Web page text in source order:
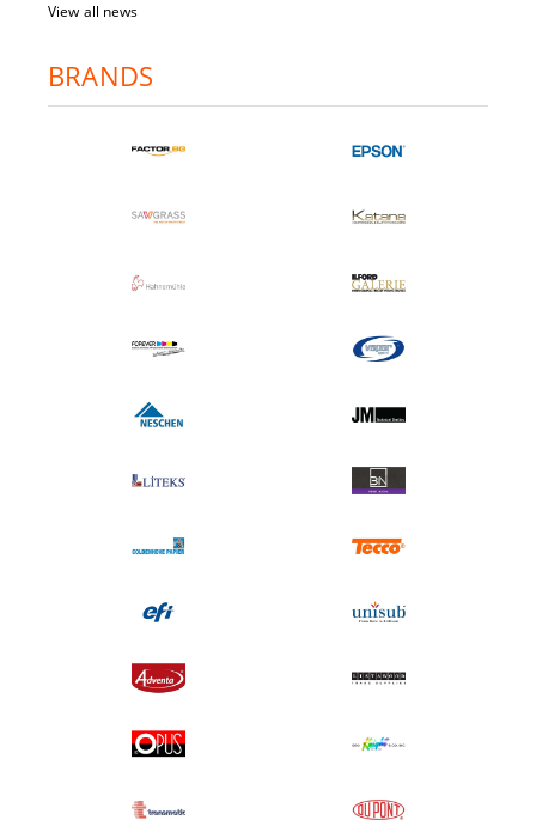
View all news
BRANDS